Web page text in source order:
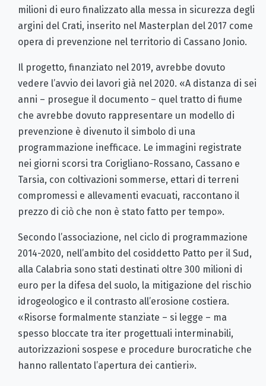
milioni di euro finalizzato alla messa in sicurezza degli
argini del Crati, inserito nel Masterplan del 2017 come
opera di prevenzione nel territorio di Cassano Jonio.
Il progetto, finanziato nel 2019, avrebbe dovuto
vedere l’avvio dei lavori già nel 2020. «A distanza di sei
anni – prosegue il documento – quel tratto di fiume
che avrebbe dovuto rappresentare un modello di
prevenzione è divenuto il simbolo di una
programmazione inefficace. Le immagini registrate
nei giorni scorsi tra Corigliano-Rossano, Cassano e
Tarsia, con coltivazioni sommerse, ettari di terreni
compromessi e allevamenti evacuati, raccontano il
prezzo di ciò che non è stato fatto per tempo».
Secondo l’associazione, nel ciclo di programmazione
2014-2020, nell’ambito del cosiddetto Patto per il Sud,
alla Calabria sono stati destinati oltre 300 milioni di
euro per la difesa del suolo, la mitigazione del rischio
idrogeologico e il contrasto all’erosione costiera.
«Risorse formalmente stanziate – si legge – ma
spesso bloccate tra iter progettuali interminabili,
autorizzazioni sospese e procedure burocratiche che
hanno rallentato l’apertura dei cantieri».